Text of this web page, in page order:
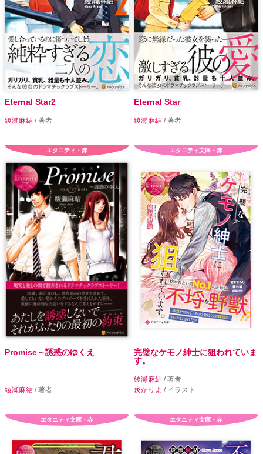
Eternal Star2
綾瀬麻結 / 著者
Eternal Star
綾瀬麻結 / 著者
エタニティ・赤
Promise～誘惑のゆくえ
綾瀬麻結 / 著者
エタニティ文庫・赤
完璧なケモノ紳士に狙われていま
す。
綾瀬麻結 / 著者
炎かりよ / イラスト
エタニティ文庫・赤 エタニティ文庫・赤